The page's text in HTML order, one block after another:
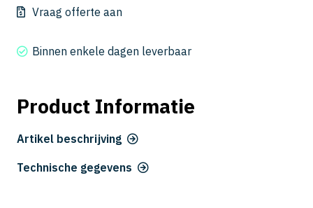
060Vraag offerte aan
Binnen enkele dagen leverbaar
Product Informatie
Artikel beschrijving
Technische gegevens